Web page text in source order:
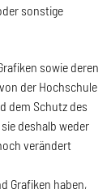
sonstige
sowie deren
der Hochschule
dem Schutz des
deshalb weder
verändert
Grafiken haben,